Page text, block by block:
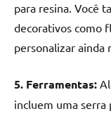
para resina. Você
decorativos como
personalizar ainda
5. Ferramentas:
incluem uma